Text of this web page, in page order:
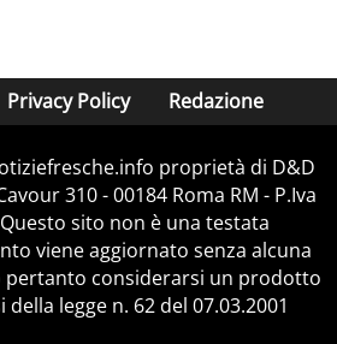
Privacy Policy Redazione
proprietà di D&D
310 - 00184 Roma RM - P.Iva
sito non è una testata
viene aggiornato senza alcuna
pertanto considerarsi un prodotto
legge n. 62 del 07.03.2001